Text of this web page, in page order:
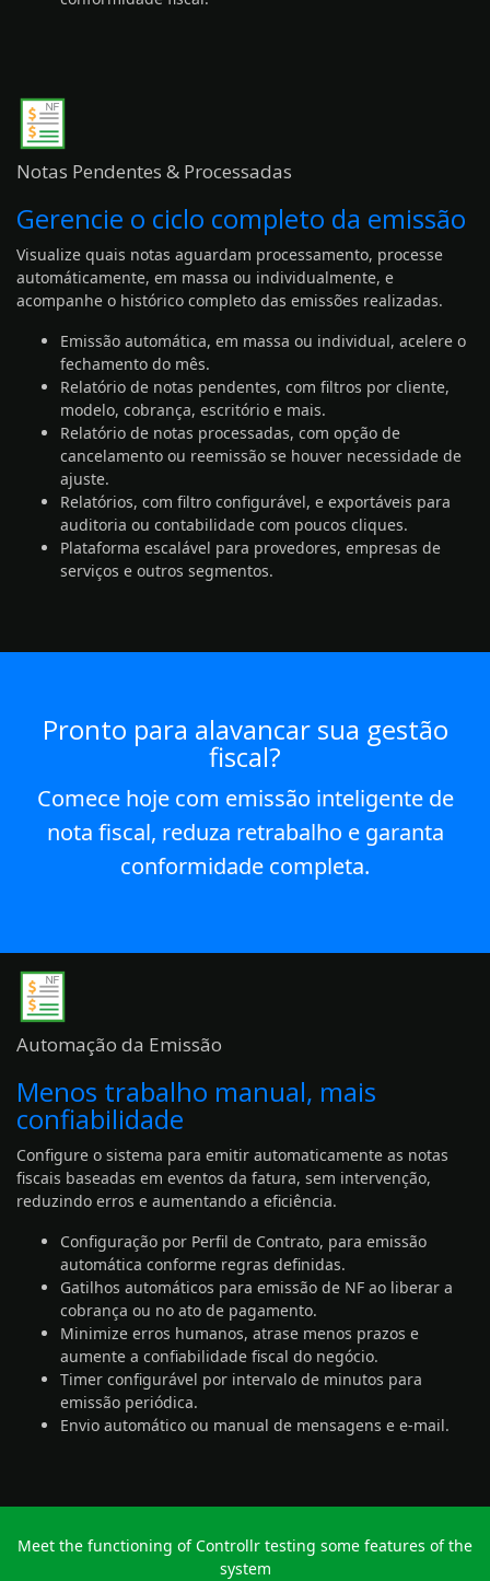
Notas Pendentes & Processadas
Gerencie o ciclo completo da emissão
Visualize quais notas aguardam processamento, processe
automáticamente, em massa ou individualmente, e
acompanhe o histórico completo das emissões realizadas.
Emissão automática, em massa ou individual, acelere o
fechamento do mês.
Relatório de notas pendentes, com filtros por cliente,
modelo, cobrança, escritório e mais.
Relatório de notas processadas, com opção de
cancelamento ou reemissão se houver necessidade de
ajuste.
Relatórios, com filtro configurável, e exportáveis para
auditoria ou contabilidade com poucos cliques.
Plataforma escalável para provedores, empresas de
serviços e outros segmentos.
Pronto para alavancar sua gestão
fiscal?
Comece hoje com emissão inteligente de
nota fiscal, reduza retrabalho e garanta
conformidade completa.
Automação da Emissão
Menos trabalho manual, mais
confiabilidade
Configure o sistema para emitir automaticamente as notas
fiscais baseadas em eventos da fatura, sem intervenção,
reduzindo erros e aumentando a eficiência.
Configuração por Perfil de Contrato, para emissão
automática conforme regras definidas.
Gatilhos automáticos para emissão de NF ao liberar a
cobrança ou no ato de pagamento.
Minimize erros humanos, atrase menos prazos e
aumente a confiabilidade fiscal do negócio.
Timer configurável por intervalo de minutos para
emissão periódica.
Envio automático ou manual de mensagens e e-mail.
Meet the functioning of Controllr testing some features of the
system